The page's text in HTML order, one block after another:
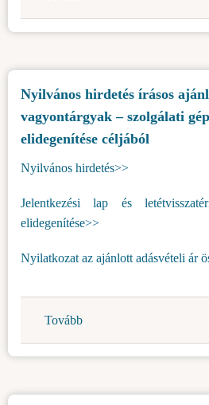
Topolya
Község
Nyilvános hirdetés írásos
vagyontárgyak – szolgálati
elidegenítése céljából
Nyilvános hirdetés>>
Jelentkezési lap és
elidegenítése>>
Nyilatkozat az ajánlott adásvételi ár
Tovább
hirdetés
írásos